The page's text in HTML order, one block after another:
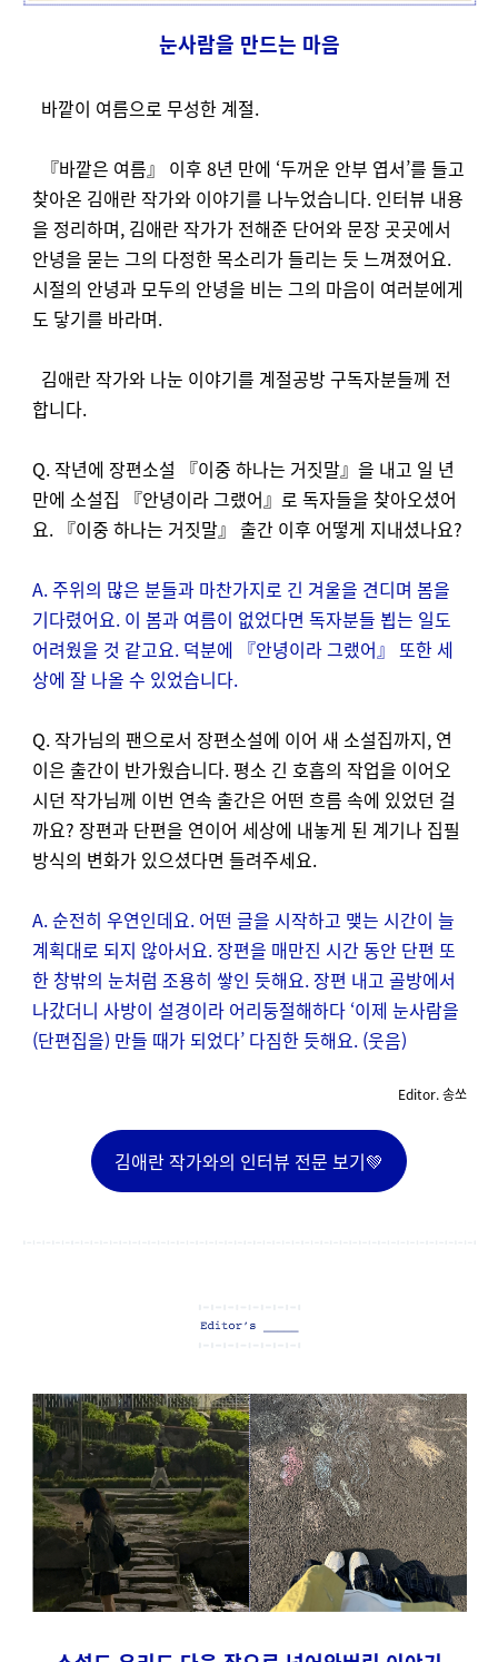
눈사람을 만드는 마음
바깥이 여름으로 무성한 계절.
『바깥은 여름』 이후 8년 만에 ‘두꺼운 안부 엽서’를 들고
찾아온 김애란 작가와 이야기를 나누었습니다. 인터뷰 내용
을 정리하며, 김애란 작가가 전해준 단어와 문장 곳곳에서
안녕을 묻는 그의 다정한 목소리가 들리는 듯 느껴졌어요.
시절의 안녕과 모두의 안녕을 비는 그의 마음이 여러분에게
도 닿기를 바라며.
김애란 작가와 나눈 이야기를 계절공방 구독자분들께 전
합니다.
Q. 작년에 장편소설 『이중 하나는 거짓말』을 내고 일 년
만에 소설집 『안녕이라 그랬어』로 독자들을 찾아오셨어
요. 『이중 하나는 거짓말』 출간 이후 어떻게 지내셨나요?
A. 주위의 많은 분들과 마찬가지로 긴 겨울을 견디며 봄을
기다렸어요. 이 봄과 여름이 없었다면 독자분들 뵙는 일도
어려웠을 것 같고요. 덕분에 『안녕이라 그랬어』 또한 세
상에 잘 나올 수 있었습니다.
Q. 작가님의 팬으로서 장편소설에 이어 새 소설집까지, 연
이은 출간이 반가웠습니다. 평소 긴 호흡의 작업을 이어오
시던 작가님께 이번 연속 출간은 어떤 흐름 속에 있었던 걸
까요? 장편과 단편을 연이어 세상에 내놓게 된 계기나 집필
방식의 변화가 있으셨다면 들려주세요.
A. 순전히 우연인데요. 어떤 글을 시작하고 맺는 시간이 늘
계획대로 되지 않아서요. 장편을 매만진 시간 동안 단편 또
한 창밖의 눈처럼 조용히 쌓인 듯해요. 장편 내고 골방에서
나갔더니 사방이 설경이라 어리둥절해하다 ‘이제 눈사람을
(단편집을) 만들 때가 되었다’ 다짐한 듯해요. (웃음)
Editor. 송쏘
김애란 작가와의 인터뷰 전문 보기💚